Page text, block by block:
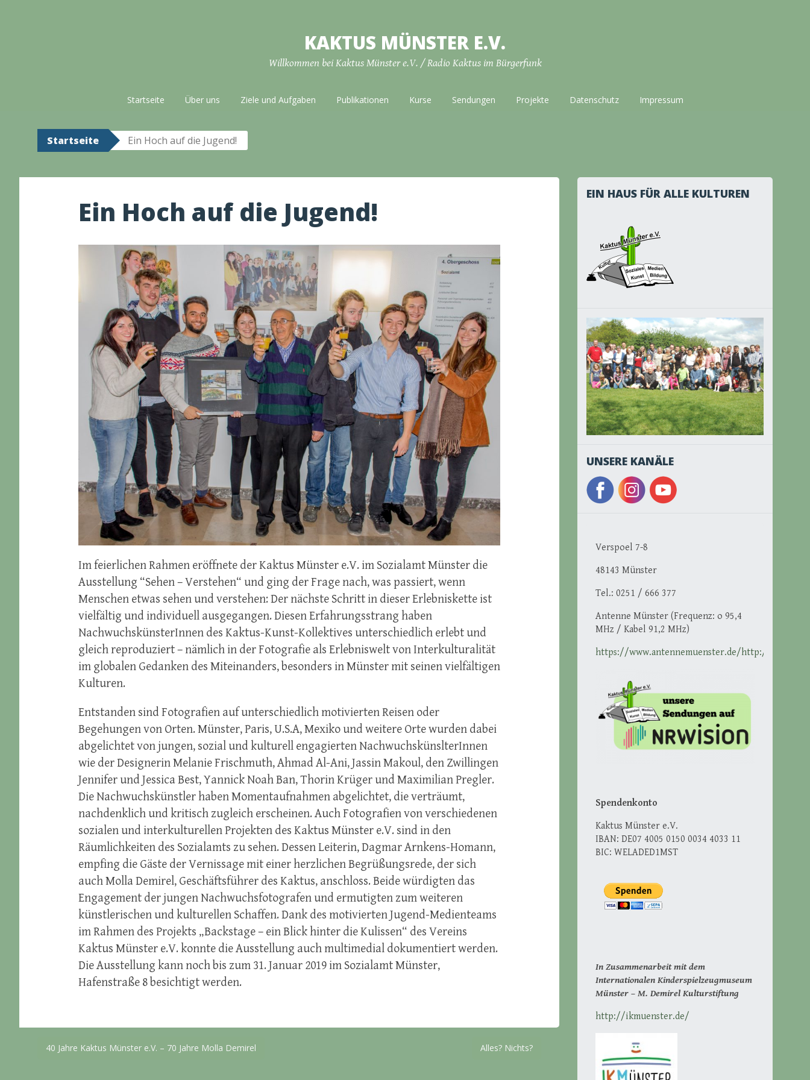
KAKTUS MÜNSTER E.V.
Willkommen bei Kaktus Münster e.V. / Radio Kaktus im Bürgerfunk
Startseite Über uns Ziele und Aufgaben Publikationen Kurse Sendungen Projekte Datenschutz Impressum
Startseite Ein Hoch auf die Jugend!
Ein Hoch auf die Jugend!
Im feierlichen Rahmen eröffnete der Kaktus Münster e.V. im Sozialamt Münster die
Ausstellung “Sehen – Verstehen“ und ging der Frage nach, was passiert, wenn
Menschen etwas sehen und verstehen: Der nächste Schritt in dieser Erlebniskette ist
vielfältig und individuell ausgegangen. Diesen Erfahrungsstrang haben
NachwuchskünsterInnen des Kaktus-Kunst-Kollektives unterschiedlich erlebt und
gleich reproduziert – nämlich in der Fotografie als Erlebnisweltvon Interkulturalität
im globalen Gedanken des Miteinanders, besonders in Münster mit seinen vielfältigen
Kulturen.
Entstanden sind Fotografien auf unterschiedlich motivierten Reisen oder
Begehungen von Orten. Münster, Paris, U.S.A, Mexiko und weitere Orte wurden dabei
abgelichtet von jungen, sozial und kulturell engagierten NachwuchskünslterInnen
wie der Designerin Melanie Frischmuth, Ahmad Al-Ani, Jassin Makoul, den Zwillingen
Jennifer und Jessica Best, Yannick Noah Ban, Thorin Krüger und Maximilian Pregler.
Die Nachwuchskünstler haben Momentaufnahmen abgelichtet, die verträumt,
nachdenklich und kritisch zugleich erscheinen. Auch Fotografien von verschiedenen
sozialen und interkulturellen Projekten des Kaktus Münster e.V. sind in den
Räumlichkeiten des Sozialamts zu sehen. Dessen Leiterin, Dagmar Arnkens-Homann,
empfing die Gäste der Vernissage mit einer herzlichen Begrüßungsrede, der sich
auch Molla Demirel, Geschäftsführer des Kaktus, anschloss. Beide würdigten das
Engagement der jungen Nachwuchsfotografen und ermutigten zum weiteren
künstlerischen und kulturellen Schaffen. Dank des motivierten Jugend-Medienteams
im Rahmen des Projekts „Backstage – ein Blick hinter die Kulissen“ des Vereins
Kaktus Münster e.V. konnte die Ausstellung auch multimedial dokumentiert werden.
Die Ausstellung kann noch bis zum 31. Januar 2019 im Sozialamt Münster,
Hafenstraße 8 besichtigt werden.
Beitragsnavigation
40 Jahre Kaktus Münster e.V. – 70 Jahre Molla Demirel Alles? Nichts?
EIN HAUS FÜR ALLE KULTUREN
UNSERE KANÄLE
Verspoel 7-8
48143 Münster
Tel.: 0251 / 666 377
Antenne Münster (Frequenz: o 95,4
MHz / Kabel 91,2 MHz)
https://www.antennemuenster.de/http://
Spendenkonto
Kaktus Münster e.V.
IBAN: DE07 4005 0150 0034 4033 11
BIC: WELADED1MST
In Zusammenarbeit mit dem
Internationalen Kinderspielzeugmuseum
Münster – M. Demirel Kulturstiftung
http://ikmuenster.de/